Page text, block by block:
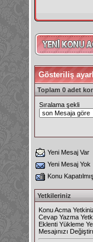
Gösteriliş
Toplam 0 adet
Sıralama şekli
Yeni Mesaj Var
Yeni Mesaj Yok
Konu
Yetkileriniz
Konu Acma
Cevap Yazma
Eklenti Yükleme
Mesajınızı